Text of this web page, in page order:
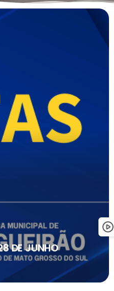
DE JUNHO